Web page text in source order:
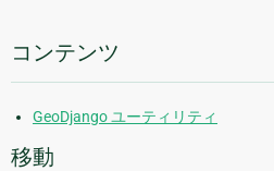
報
コンテンツ
GeoDjango ユーティリティ
移動